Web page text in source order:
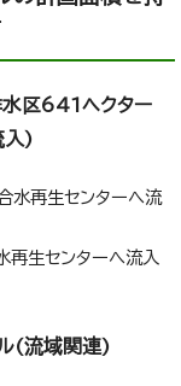
区641ヘクター
入)
水再生センターへ流
再生センターへ流入
(流域関連)